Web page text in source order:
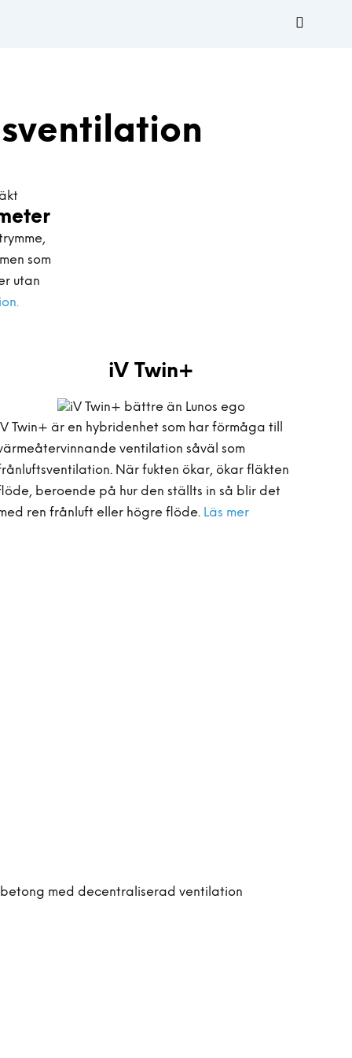
som
utan
iV Twin+
Twin+ är en hybridenhet som har förmåga till
ventilation såväl som
När fukten ökar, ökar fläkten
beroende på hur den ställts in så blir det
ren frånluft eller högre flöde. Läs mer